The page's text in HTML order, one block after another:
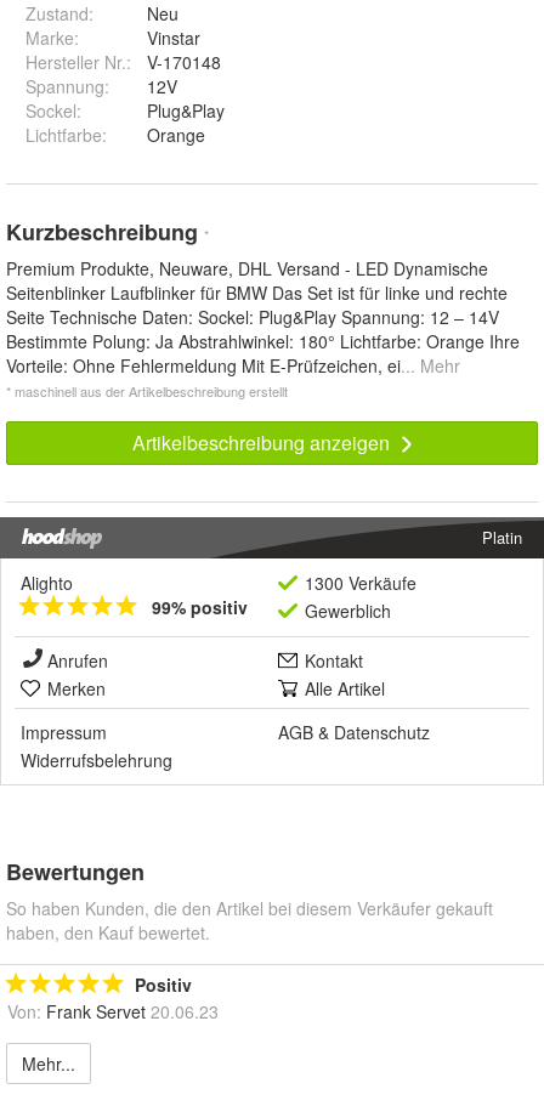
Zustand:
Neu
Marke:
Vinstar
Hersteller Nr.:
V-170148
Spannung:
12V
Sockel:
Plug&Play
Lichtfarbe: Orange
Kurzbeschreibung *
Premium Produkte, Neuware, DHL Versand - LED Dynamische
Seitenblinker Laufblinker für BMW Das Set ist für linke und rechte
Seite Technische Daten: Sockel: Plug&Play Spannung: 12 – 14V
Bestimmte Polung: Ja Abstrahlwinkel: 180° Lichtfarbe: Orange Ihre
Vorteile: Ohne Fehlermeldung Mit E-Prüfzeichen, ei... Mehr
* maschinell aus der Artikelbeschreibung erstellt
Artikelbeschreibung anzeigen
Platin
Alighto
99% positiv
1300 Verkäufe
Gewerblich
Anrufen
Kontakt
Merken
Alle Artikel
Impressum
AGB & Datenschutz
Widerrufsbelehrung
Bewertungen
So haben Kunden, die den Artikel bei diesem Verkäufer gekauft
haben, den Kauf bewertet.
Positiv
Von: Frank Servet 20.06.23
Mehr...